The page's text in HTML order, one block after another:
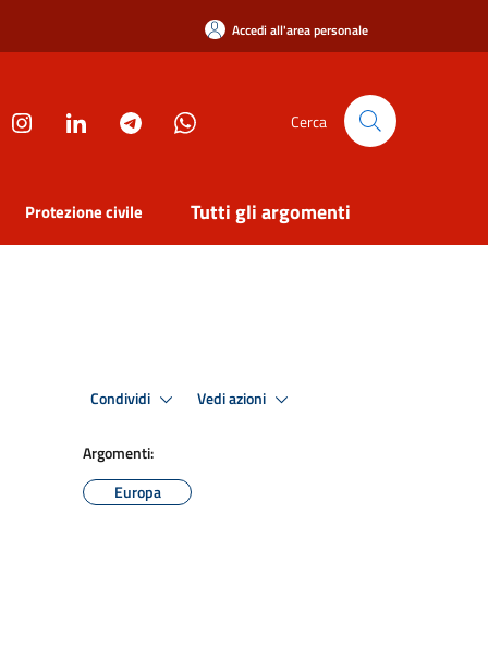
Accedi all'area personale
Cerca
Protezione civile Tutti gli argomenti
Condividi Vedi azioni
Argomenti:
Europa